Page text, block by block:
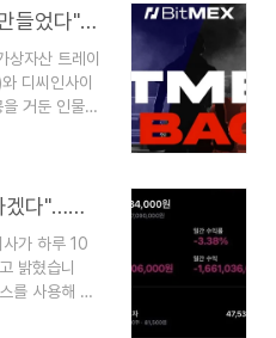
이밍이 올 수 있음4. 시장 환경
자 성공 사례 감소2024년 4월 이
추가 상승보다는 조정 시 매수 전
: 운용액 3,400억 원2023년 하
"600만원으로 3800억원 만들었다"…전설의 코인 트레이더 'AOA'의 귀환
자산 트레이
디씨인사이
거둔 인물입
년 약 600만
인되며 유명
모의 비트코
다.트레이딩
포지션과 사
을 하지 않고
"삼성전자 팔아 비트코인 사겠다"…의사·직장인들 속속 인증
사가 하루 10
밝혔습니
를 사용해 정
, 저점이라